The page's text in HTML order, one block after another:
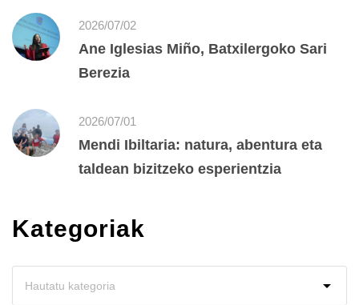
2026/07/02
Ane Iglesias Miño, Batxilergoko Sari
Berezia
2026/07/01
Mendi Ibiltaria: natura, abentura eta
taldean bizitzeko esperientzia
Kategoriak